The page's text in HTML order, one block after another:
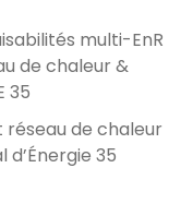
multi-EnR
de chaleur &
35
réseau de chaleur
35